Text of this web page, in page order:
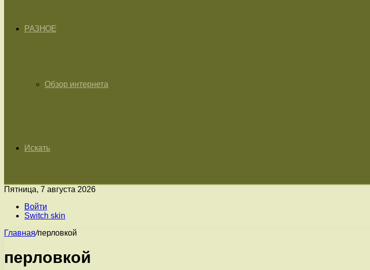
РАЗНОЕ
Обзор интернета
Искать
Пятница, 7 августа 2026
Войти
Switch skin
Главная/перловкой
перловкой